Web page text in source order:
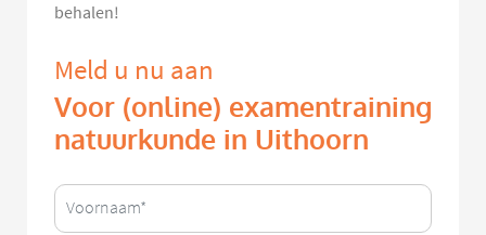
behalen!
Meld u nu aan
Voor (online) examentraining
natuurkunde in Uithoorn